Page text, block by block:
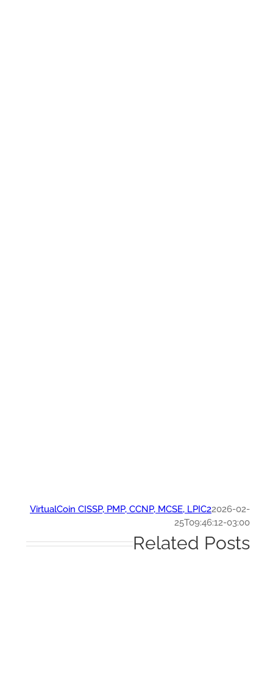
VirtualCoin CISSP, PMP, CCNP, MCSE, LPIC22026-
25T09:46:12-
Related